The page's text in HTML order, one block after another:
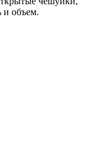
и объем.